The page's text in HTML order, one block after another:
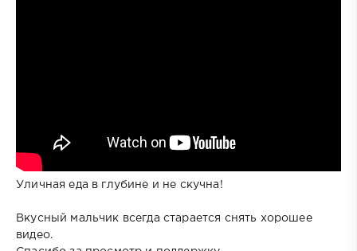
Уличная еда в глубине и не скучна!
Вкусный мальчик всегда старается снять хорошее
видео.